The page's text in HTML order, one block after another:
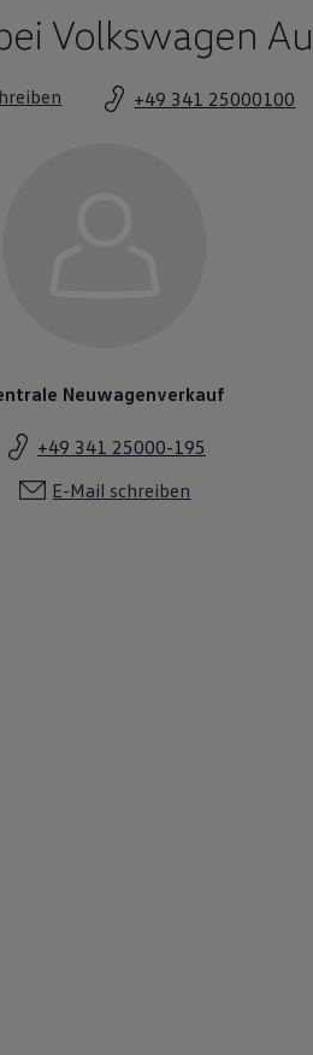
Volkswagen
+49 341 25000100
Neuwagenverkauf
+49 341 25000-195
E-Mail schreiben